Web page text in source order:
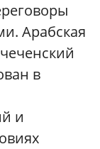
Арабская
в
и